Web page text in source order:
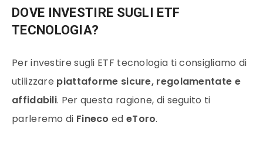
DOVE INVESTIRE SUGLI ETF
TECNOLOGIA?
Per investire sugli ETF tecnologia ti consigliamo di
utilizzare piattaforme sicure, regolamentate e
affidabili. Per questa ragione, di seguito ti
parleremo di Finecoed eToro.